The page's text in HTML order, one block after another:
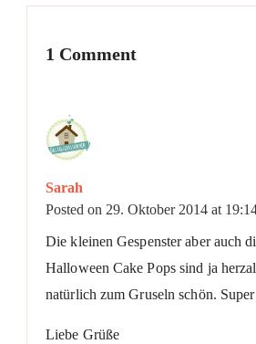
1 Comment
Sarah
Posted on 29. Oktober 2014 at
Die kleinen Gespenster aber auch
Halloween Cake Pops sind ja
natürlich zum Gruseln schön.
Liebe Grüße